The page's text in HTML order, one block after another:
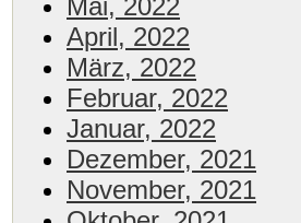
Mai, 2022
April, 2022
März, 2022
Februar, 2022
Januar, 2022
Dezember, 2021
November, 2021